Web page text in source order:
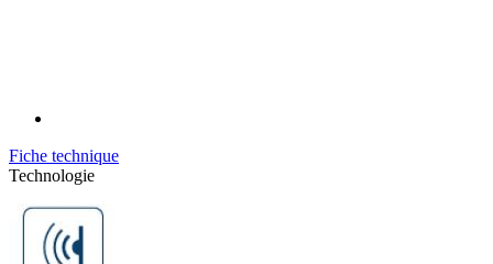
Fiche technique
Technologie